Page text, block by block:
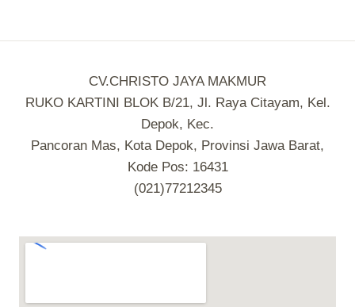
CV.CHRISTO JAYA MAKMUR
RUKO KARTINI BLOK B/21, Jl. Raya Citayam, Kel.
Depok, Kec.
Pancoran Mas, Kota Depok, Provinsi Jawa Barat,
Kode Pos: 16431
(021)77212345